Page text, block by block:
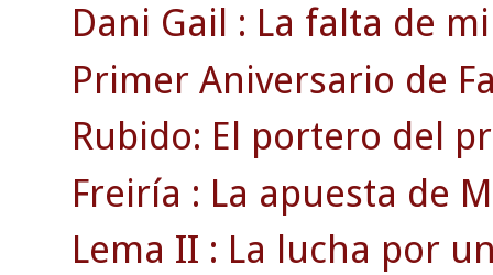
Dani Gail : La falta de
Primer Aniversario de
Rubido: El portero del
Freiría : La apuesta de
Lema II : La lucha por